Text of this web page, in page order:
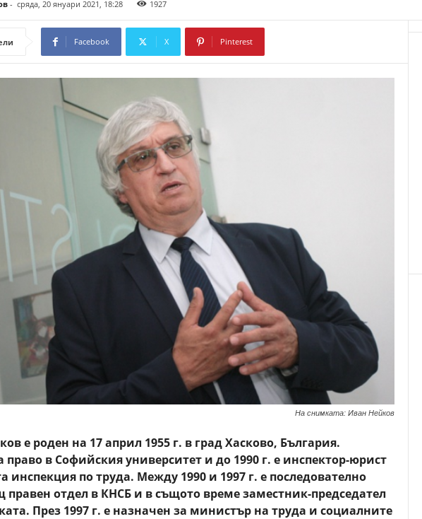
- сряда, 20 януари 2021, 18:28 1927
Facebook X Pinterest
На снимката: Иван Нейков
е роден на 17 април 1955 г. в град Хасково, България.
в Софийския университет и до 1990 г. е инспектор-юрист
инспекция по труда. Между 1990 и 1997 г. е последователно
отдел в КНСБ и в същото време заместник-председател
През 1997 г. е назначен за министър на труда и социалните